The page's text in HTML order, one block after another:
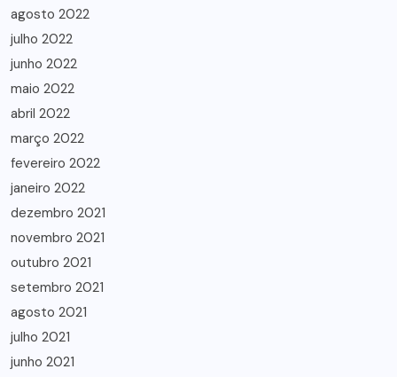
agosto 2022
julho 2022
junho 2022
maio 2022
abril 2022
março 2022
fevereiro 2022
janeiro 2022
dezembro 2021
novembro 2021
outubro 2021
setembro 2021
agosto 2021
julho 2021
junho 2021